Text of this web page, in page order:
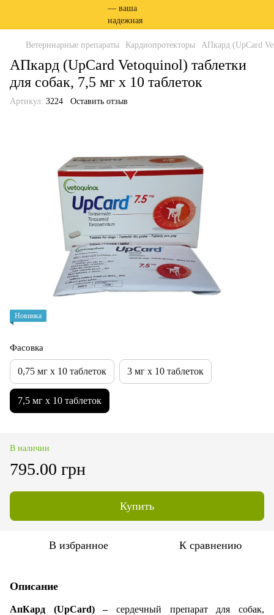
Ветеринарные препараты Кардиопротекторы АПкард (UpCard
АПкард (UpCard Vetoquinol) таблетки
для собак, 7,5 мг х 10 таблеток
Артикул: 3224 Оставить отзыв
Новинка
Фасовка
0,75 мг х 10 таблеток 3 мг х 10 таблеток
7,5 мг х 10 таблеток
В наличии
795.00 грн
Купить
В избранное К сравнению
Описание
АпКард (UpCard) – сердечный препарат для собак,